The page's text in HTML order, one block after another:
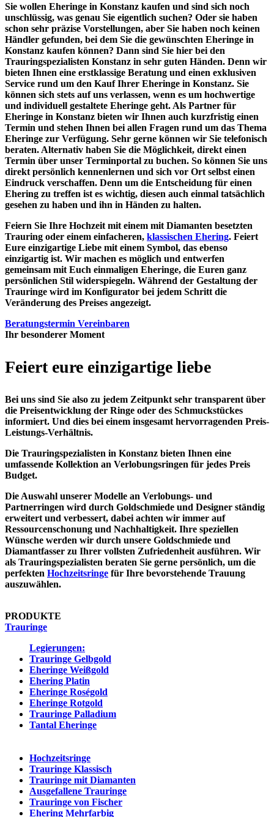
Sie wollen Eheringe in Konstanz kaufen und sind sich noch
unschlüssig, was genau Sie eigentlich suchen? Oder sie haben
schon sehr präzise Vorstellungen, aber Sie haben noch keinen
Händler gefunden, bei dem Sie die gewünschten Eheringe in
Konstanz kaufen können? Dann sind Sie hier bei den
Trauringspezialisten Konstanz in sehr guten Händen. Denn wir
bieten Ihnen eine erstklassige Beratung und einen exklusiven
Service rund um den Kauf Ihrer Eheringe in Konstanz. Sie
können sich stets auf uns verlassen, wenn es um hochwertige
und individuell gestaltete Eheringe geht. Als Partner für
Eheringe in Konstanz bieten wir Ihnen auch kurzfristig einen
Termin und stehen Ihnen bei allen Fragen rund um das Thema
Eheringe zur Verfügung. Sehr gerne können wir Sie telefonisch
beraten. Alternativ haben Sie die Möglichkeit, direkt einen
Termin über unser Terminportal zu buchen. So können Sie uns
direkt persönlich kennenlernen und sich vor Ort selbst einen
Eindruck verschaffen. Denn um die Entscheidung für einen
Ehering zu treffen ist es wichtig, diesen auch einmal tatsächlich
gesehen zu haben und ihn in Händen zu halten.
Feiern Sie Ihre Hochzeit mit einem mit Diamanten besetzten
Trauring oder einem einfacheren, klassischen Ehering. Feiert
Eure einzigartige Liebe mit einem Symbol, das ebenso
einzigartig ist. Wir machen es möglich und entwerfen
gemeinsam mit Euch einmaligen Eheringe, die Euren ganz
persönlichen Stil widerspiegeln. Während der Gestaltung der
Trauringe wird im Konfigurator bei jedem Schritt die
Veränderung des Preises angezeigt.
Beratungstermin Vereinbaren
Ihr besonderer Moment
Feiert eure einzigartige liebe
Bei uns sind Sie also zu jedem Zeitpunkt sehr transparent über
die Preisentwicklung der Ringe oder des Schmuckstückes
informiert. Und dies bei einem insgesamt hervorragenden Preis-
Leistungs-Verhältnis.
Die Trauringspezialisten in Konstanz bieten Ihnen eine
umfassende Kollektion an Verlobungsringen für jedes Preis
Budget.
Die Auswahl unserer Modelle an Verlobungs- und
Partnerringen wird durch Goldschmiede und Designer ständig
erweitert und verbessert, dabei achten wir immer auf
Ressourcenschonung und Nachhaltigkeit. Ihre speziellen
Wünsche werden wir durch unsere Goldschmiede und
Diamantfasser zu Ihrer vollsten Zufriedenheit ausführen. Wir
als Trauringspezialisten beraten Sie gerne persönlich, um die
perfekten Hochzeitsringe für Ihre bevorstehende Trauung
auszuwählen.
PRODUKTE
Trauringe
Legierungen:
Trauringe Gelbgold
Eheringe Weißgold
Ehering Platin
Eheringe Roségold
Eheringe Rotgold
Trauringe Palladium
Tantal Eheringe
Hochzeitsringe
Trauringe Klassisch
Trauringe mit Diamanten
Ausgefallene Trauringe
Trauringe von Fischer
Ehering Mehrfarbig